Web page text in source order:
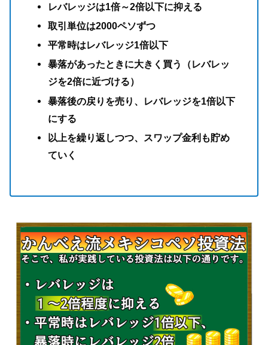
レバレッジは1倍～2倍以下に抑える
取引単位は2000ペソずつ
平常時はレバレッジ1倍以下
暴落があったときに大きく買う（レバレッ
ジを2倍に近づける）
暴落後の戻りを売り、レバレッジを1倍以下
にする
以上を繰り返しつつ、スワップ金利も貯め
ていく